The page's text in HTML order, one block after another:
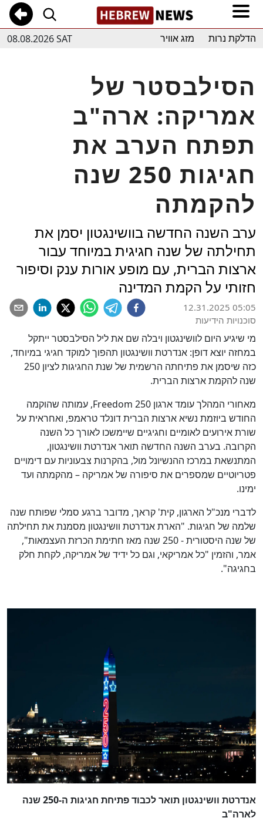
08.08.2026 SAT הדלקת נרות מזג אוויר
הסילבסטר של
אמריקה: ארה"ב
תפתח הערב את
חגיגות 250 שנה
להקמתה
ערב השנה החדשה בוושינגטון יסמן את
תחילתה של שנה חגיגית במיוחד עבור
ארצות הברית, עם מופע אורות ענק וסיפור
חזותי על הקמת המדינה
12.31.2025 05:05
סוכנויות הידיעות
מי שיגיע היום לוושינגטון ויבלה שם את ליל הסילבסטר ייתקל
במחזה יוצא דופן: אנדרטת וושינגטון תהפוך למוקד חגיגי במיוחד,
כזה שיסמן את פתיחתה הרשמית של שנת החגיגות לציון 250
שנה להקמת ארצות הברית.
מאחורי המהלך עומד ארגון Freedom 250, עמותה שהוקמה
החודש ביוזמת נשיא ארצות הברית דונלד טראמפ, ואחראית על
שורת אירועים לאומיים וחגיגיים שיימשכו לאורך כל השנה
הקרובה. בערב השנה החדשה תואר אנדרטת וושינגטון,
המתנשאת במרכז ההנשיונל מול, בהקרנות צבעוניות עם דימויים
פטריוטיים שמספרים את סיפורה של אמריקה – מהקמתה ועד
ימינו.
לדברי מנכ"ל הארגון, קית' קראך, מדובר ברגע סמלי שפותח שנה
שלמה של חגיגות. "הארת אנדרטת וושינגטון מסמנת את תחילתה
של שנה היסטורית - 250 שנה מאז חתימת הכרזת העצמאות",
אמר, והזמין "כל אמריקאי, וגם כל ידיד של אמריקה, לקחת חלק
בחגיגה".
אנדרטת וושינגטון תואר לכבוד פתיחת חגיגות ה-250 שנה
לארה"ב